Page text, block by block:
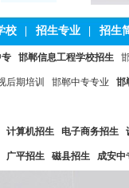
校 招生专业 招生
邯郸信息工程学校招生
后期培训 邯郸中专专业 邯
计算机招生 电子商务招生
广平招生 磁县招生 成安中